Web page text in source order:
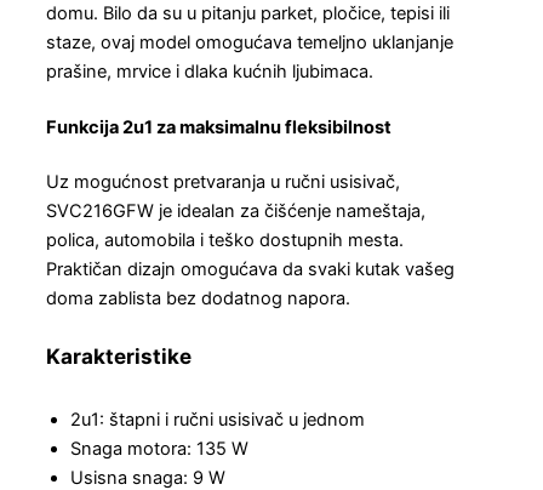
domu. Bilo da su u pitanju parket, pločice, tepisi ili
staze, ovaj model omogućava temeljno uklanjanje
prašine, mrvice i dlaka kućnih ljubimaca.
Funkcija 2u1 za maksimalnu fleksibilnost
Uz mogućnost pretvaranja u ručni usisivač,
SVC216GFW je idealan za čišćenje nameštaja,
polica, automobila i teško dostupnih mesta.
Praktičan dizajn omogućava da svaki kutak vašeg
doma zablista bez dodatnog napora.
Karakteristike
2u1: štapni i ručni usisivač u jednom
Snaga motora: 135 W
Usisna snaga: 9 W